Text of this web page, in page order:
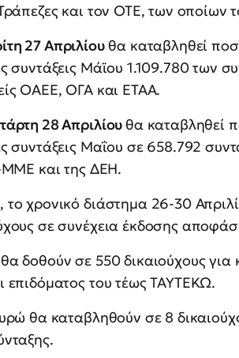
και τον ΟΤΕ, των
27 Απριλίουθα καταβληθεί
συντάξεις Μάϊου 1.109.780 των
ΟΑΕΕ, ΟΓΑ και ΕΤΑΑ.
28 Απριλίου θα καταβληθεί
συντάξεις Μαΐου σε 658.792
ΜΜΕ και της ΔΕΗ.
το χρονικό διάστημα 26-30
σε συνέχεια έκδοσης
δοθούν σε 550 δικαιούχους για
επιδόματος του τέως ΤΑΥΤΕΚΩ.
θα καταβληθούν σε 8